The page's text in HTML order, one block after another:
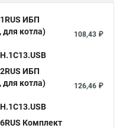
ИБП
для котла)
108,43 ₽
ИБП
для котла)
126,46 ₽
Комплект